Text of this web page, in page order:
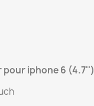
iphone 6 (4.7'')